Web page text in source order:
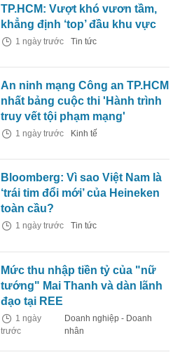
TP.HCM: Vượt khó vươn tầm,
khẳng định ‘top’ đầu khu vực
1 ngày trước Tin tức
An ninh mạng Công an TP.HCM
nhất bảng cuộc thi 'Hành trình
truy vết tội phạm mạng'
1 ngày trước Kinh tế
Bloomberg: Vì sao Việt Nam là
‘trái tim đổi mới’ của Heineken
toàn cầu?
1 ngày trước Tin tức
Mức thu nhập tiền tỷ của "nữ
tướng" Mai Thanh và dàn lãnh
đạo tại REE
1 ngày
trước
Doanh nghiệp - Doanh
nhân